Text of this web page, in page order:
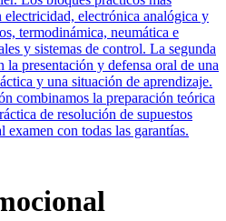
electricidad, electrónica analógica y
termodinámica, neumática e
y sistemas de control. La segunda
la presentación y defensa oral de una
y una situación de aprendizaje.
combinamos la preparación teórica
de resolución de supuestos
examen con todas las garantías.